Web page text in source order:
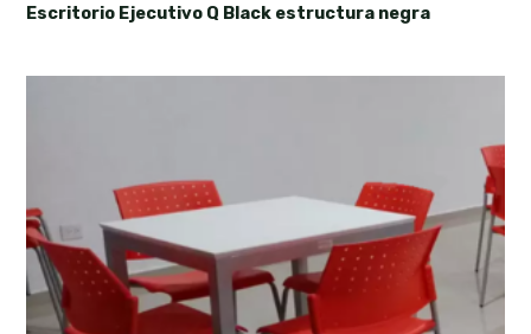
Escritorio Ejecutivo Q Black estructura negra